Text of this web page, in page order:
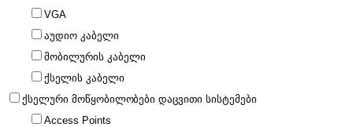
VGA
აუდიო კაბელი
მობილურის კაბელი
ქსელის კაბელი
ქსელური მოწყობილობები დაცვითი სისტემები
Access Points